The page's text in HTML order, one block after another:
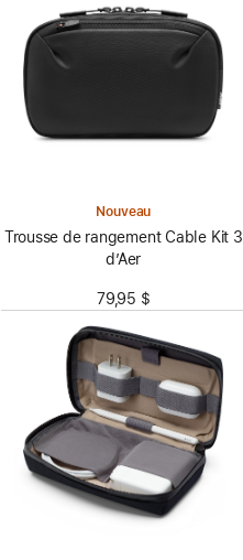
Nouveau
Trousse de rangement Cable Kit 3
d’Aer
79,95 $